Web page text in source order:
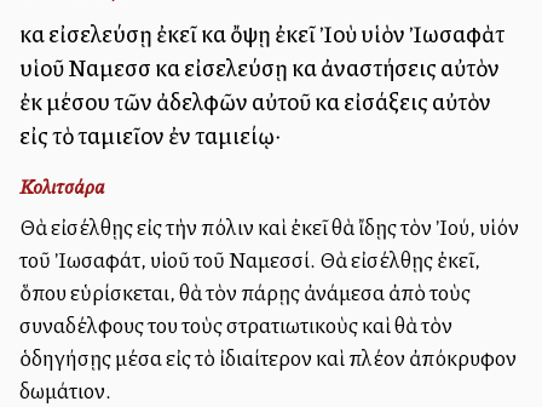
καὶ εἰσελεύσῃ ἐκεῖ καὶ ὄψῃ ἐκεῖ Ἰοὺ υἱὸν Ἰωσαφὰτ
υἱοῦ Ναμεσσὶ καὶ εἰσελεύσῃ καὶ ἀναστήσεις αὐτὸν
ἐκ μέσου τῶν ἀδελφῶν αὐτοῦ καὶ εἰσάξεις αὐτὸν
εἰς τὸ ταμιεῖον ἐν ταμιείῳ·
Κολιτσάρα
Θὰ εἰσέλθῃς εἰς τὴν πόλιν καὶ ἐκεῖ θὰ ἴδῃς τὸν Ἰού, υἱόν
τοῦ Ἰωσαφάτ, υἱοῦ τοῦ Ναμεσσί. Θὰ εἰσέλθῃς ἐκεῖ,
ὅπου εὑρίσκεται, θὰ τὸν πάρῃς ἀνάμεσα ἀπὸ τοὺς
συναδέλφους του τοὺς στρατιωτικοὺς καὶ θὰ τὸν
ὁδηγήσῃς μέσα εἰς τὸ ἰδιαίτερον καὶ πλέον ἀπόκρυφον
δωμάτιον.